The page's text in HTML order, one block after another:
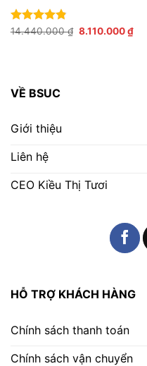
Được xếp
14.440.000₫ Giá
8.110.000₫Giá
hiện
VỀ BSUC
Giới thiệu
Liên hệ
CEO Kiều Thị Tươi
HỖ TRỢ KHÁCH HÀNG
Chính sách thanh toán
Chính sách vận chuyển